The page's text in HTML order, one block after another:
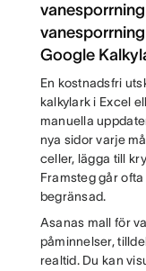
Google
En kostnadsfri
kalkylark i Excel
manuella
nya sidor varje
celler, lägga till
Framsteg går
begränsad.
Asanas mall för
påminnelser,
realtid. Du kan